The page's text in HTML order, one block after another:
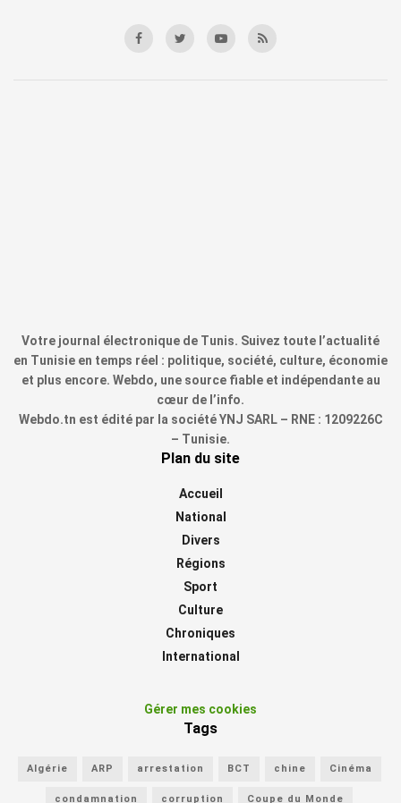
Votre journal électronique de Tunis. Suivez toute l’actualité
en Tunisie en temps réel : politique, société, culture, économie
et plus encore. Webdo, une source fiable et indépendante au
cœur de l’info.
Webdo.tn est édité par la société YNJ SARL – RNE : 1209226C
– Tunisie.
Plan du site
Accueil
National
Divers
Régions
Sport
Culture
Chroniques
International
Gérer mes cookies
Tags
Algérie ARP arrestation BCT chine Cinéma
condamnation corruption Coupe du Monde